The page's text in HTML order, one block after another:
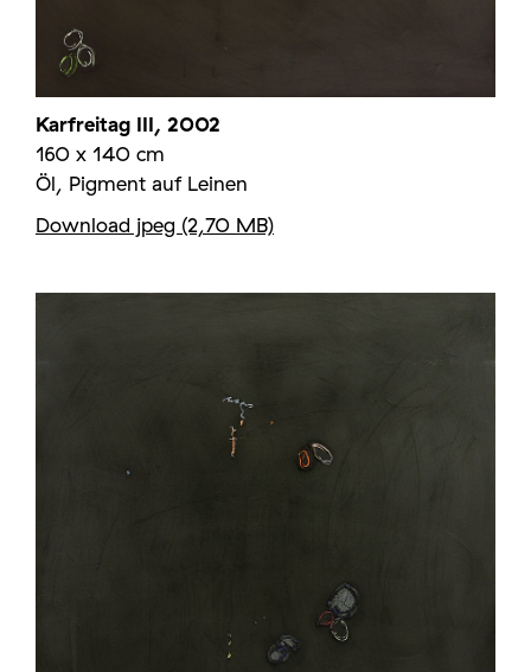
Karfreitag III, 2002
160 x 140 cm
Öl, Pigment auf Leinen
Download jpeg (2,70 MB)